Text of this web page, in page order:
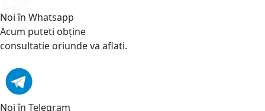
Noi în Whatsapp
Acum puteti obține
consultatie oriunde va aflati.
Noi în Telegram